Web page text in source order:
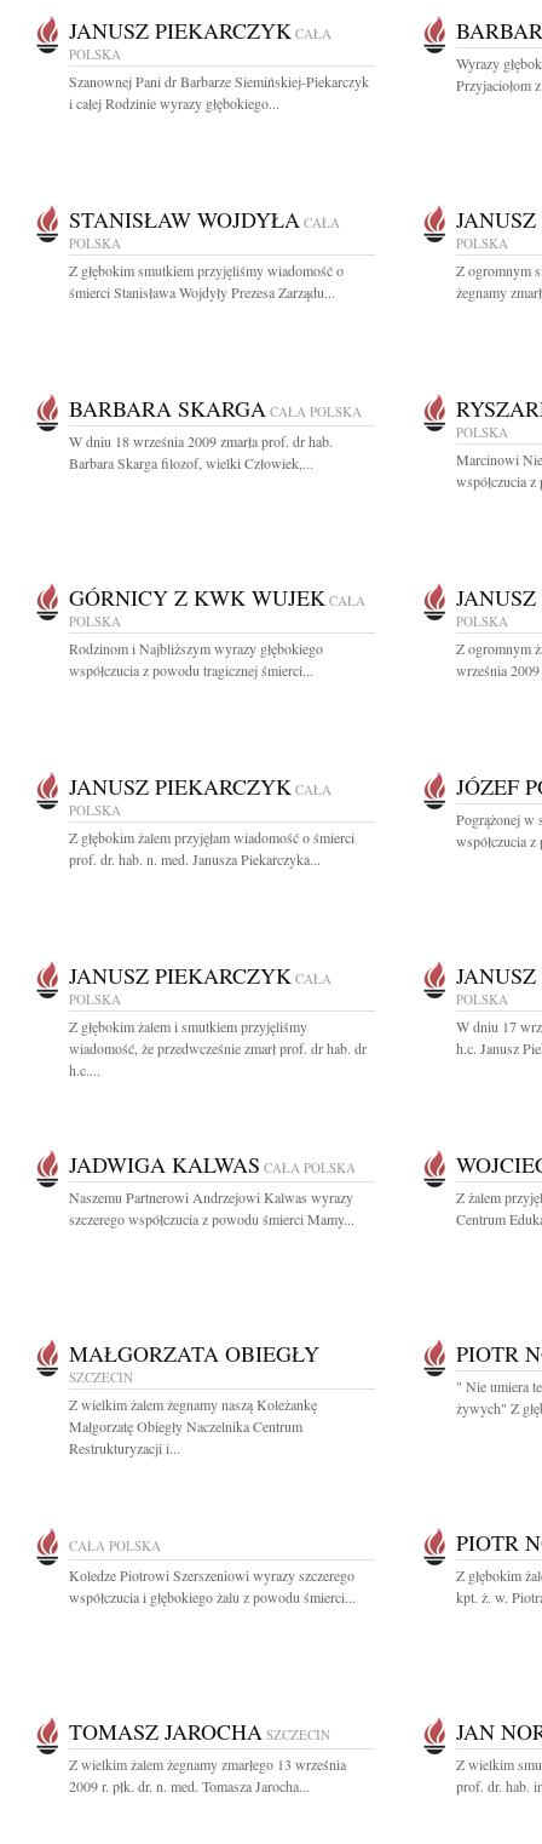
JANUSZ PIEKARCZYK CAŁA
POLSKA
Szanownej Pani dr Barbarze Siemińskiej-Piekarczyk
i całej Rodzinie wyrazy głębokiego...
Wyrazy
Przyjaciołom
STANISŁAW WOJDYŁA CAŁA
POLSKA
Z głębokim smutkiem przyjęliśmy wiadomość o
śmierci Stanisława Wojdyły Prezesa Zarządu...
POLSKA
Z ogromnym
żegnamy
BARBARA SKARGA CAŁA POLSKA
W dniu 18 września 2009 zmarła prof. dr hab.
Barbara Skarga filozof, wielki Człowiek,...
POLSKA
Marcinowi
współczucia
GÓRNICY Z KWK WUJEK CAŁA
POLSKA
Rodzinom i Najbliższym wyrazy głębokiego
współczucia z powodu tragicznej śmierci...
POLSKA
Z ogromnym
września
JANUSZ PIEKARCZYK CAŁA
POLSKA
Z głębokim żalem przyjęłam wiadomość o śmierci
prof. dr. hab. n. med. Janusza Piekarczyka...
JÓZEF
Pogrążonej w
współczucia
JANUSZ PIEKARCZYK CAŁA
POLSKA
Z głębokim żalem i smutkiem przyjęliśmy
wiadomość, że przedwcześnie zmarł prof. dr hab. dr
h.c....
POLSKA
W dniu 17
h.c. Janusz
JADWIGA KALWAS CAŁA POLSKA
Naszemu Partnerowi Andrzejowi Kalwas wyrazy
szczerego współczucia z powodu śmierci Mamy...
Z żalem
Centrum
MAŁGORZATA OBIEGŁY
SZCZECIN
Z wielkim żalem żegnamy naszą Koleżankę
Małgorzatę Obiegły Naczelnika Centrum
Restrukturyzacji i...
PIOTR
" Nie umiera
żywych" Z
CAŁA POLSKA
Koledze Piotrowi Szerszeniowi wyrazy szczerego
współczucia i głębokiego żalu z powodu śmierci...
PIOTR
Z głębokim
kpt. ż. w.
TOMASZ JAROCHA SZCZECIN
Z wielkim żalem żegnamy zmarłego 13 września
2009 r. płk. dr. n. med. Tomasza Jarocha...
JAN
Z wielkim
prof. dr. hab.